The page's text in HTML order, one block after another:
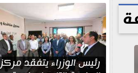
رئيس الوزراء يتفقد مركز